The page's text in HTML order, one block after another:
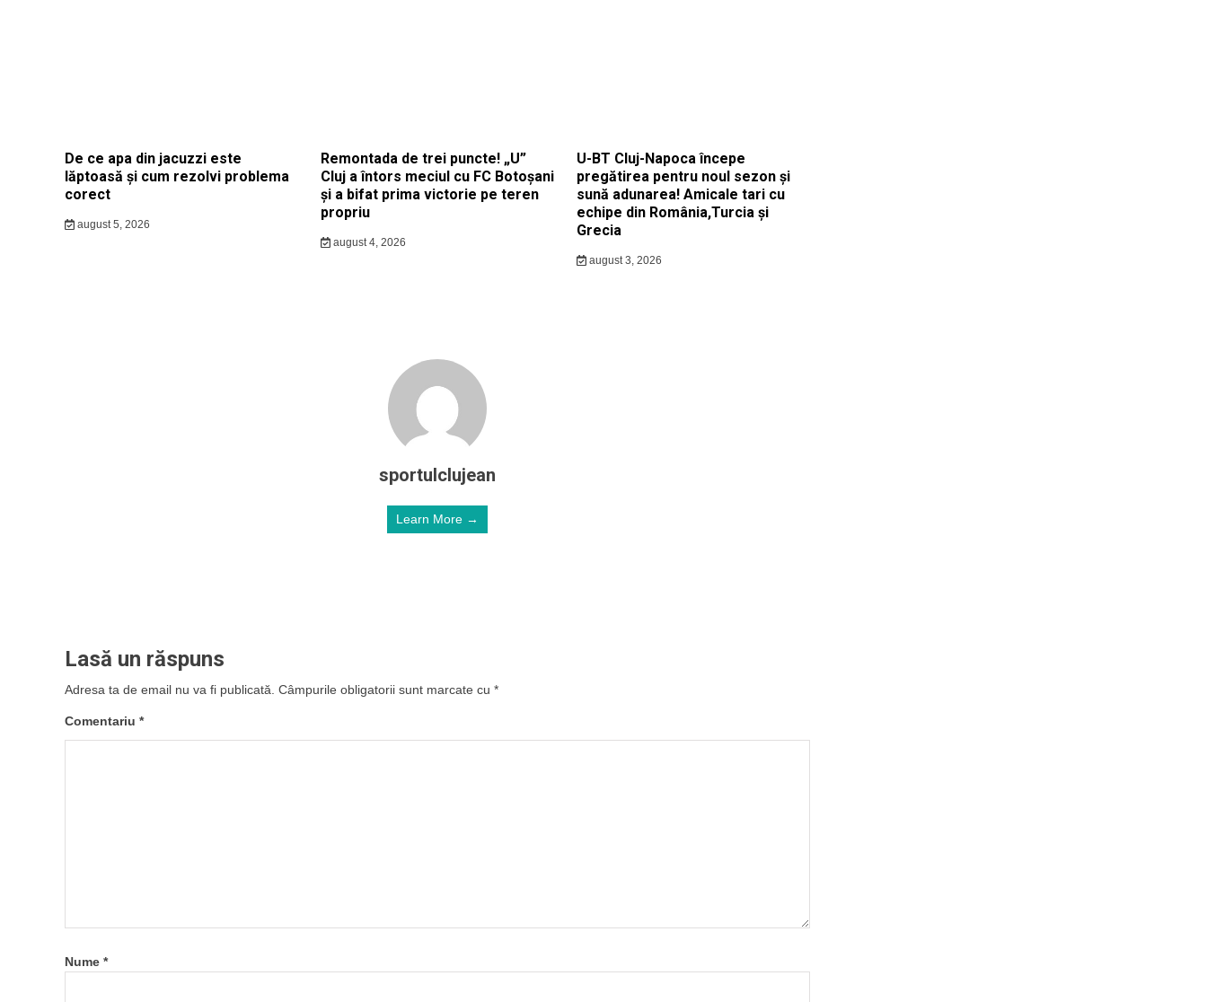
De ce apa din jacuzzi este
lăptoasă și cum rezolvi problema
corect
august 5, 2026
Remontada de trei puncte! „U”
Cluj a întors meciul cu FC Botoșani
și a bifat prima victorie pe teren
propriu
august 4, 2026
U-BT Cluj-Napoca începe
pregătirea pentru noul sezon și
sună adunarea! Amicale tari cu
echipe din România,Turcia și
Grecia
august 3, 2026
sportulclujean
Learn More →
Lasă un răspuns
Adresa ta de email nu va fi publicată. Câmpurile obligatorii sunt marcate cu *
Comentariu *
Nume *